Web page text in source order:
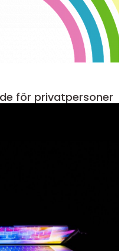
för privatpersoner